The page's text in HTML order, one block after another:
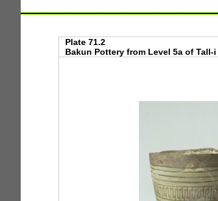
Plate 71.2
Bakun Pottery from Level 5a of Tall-i